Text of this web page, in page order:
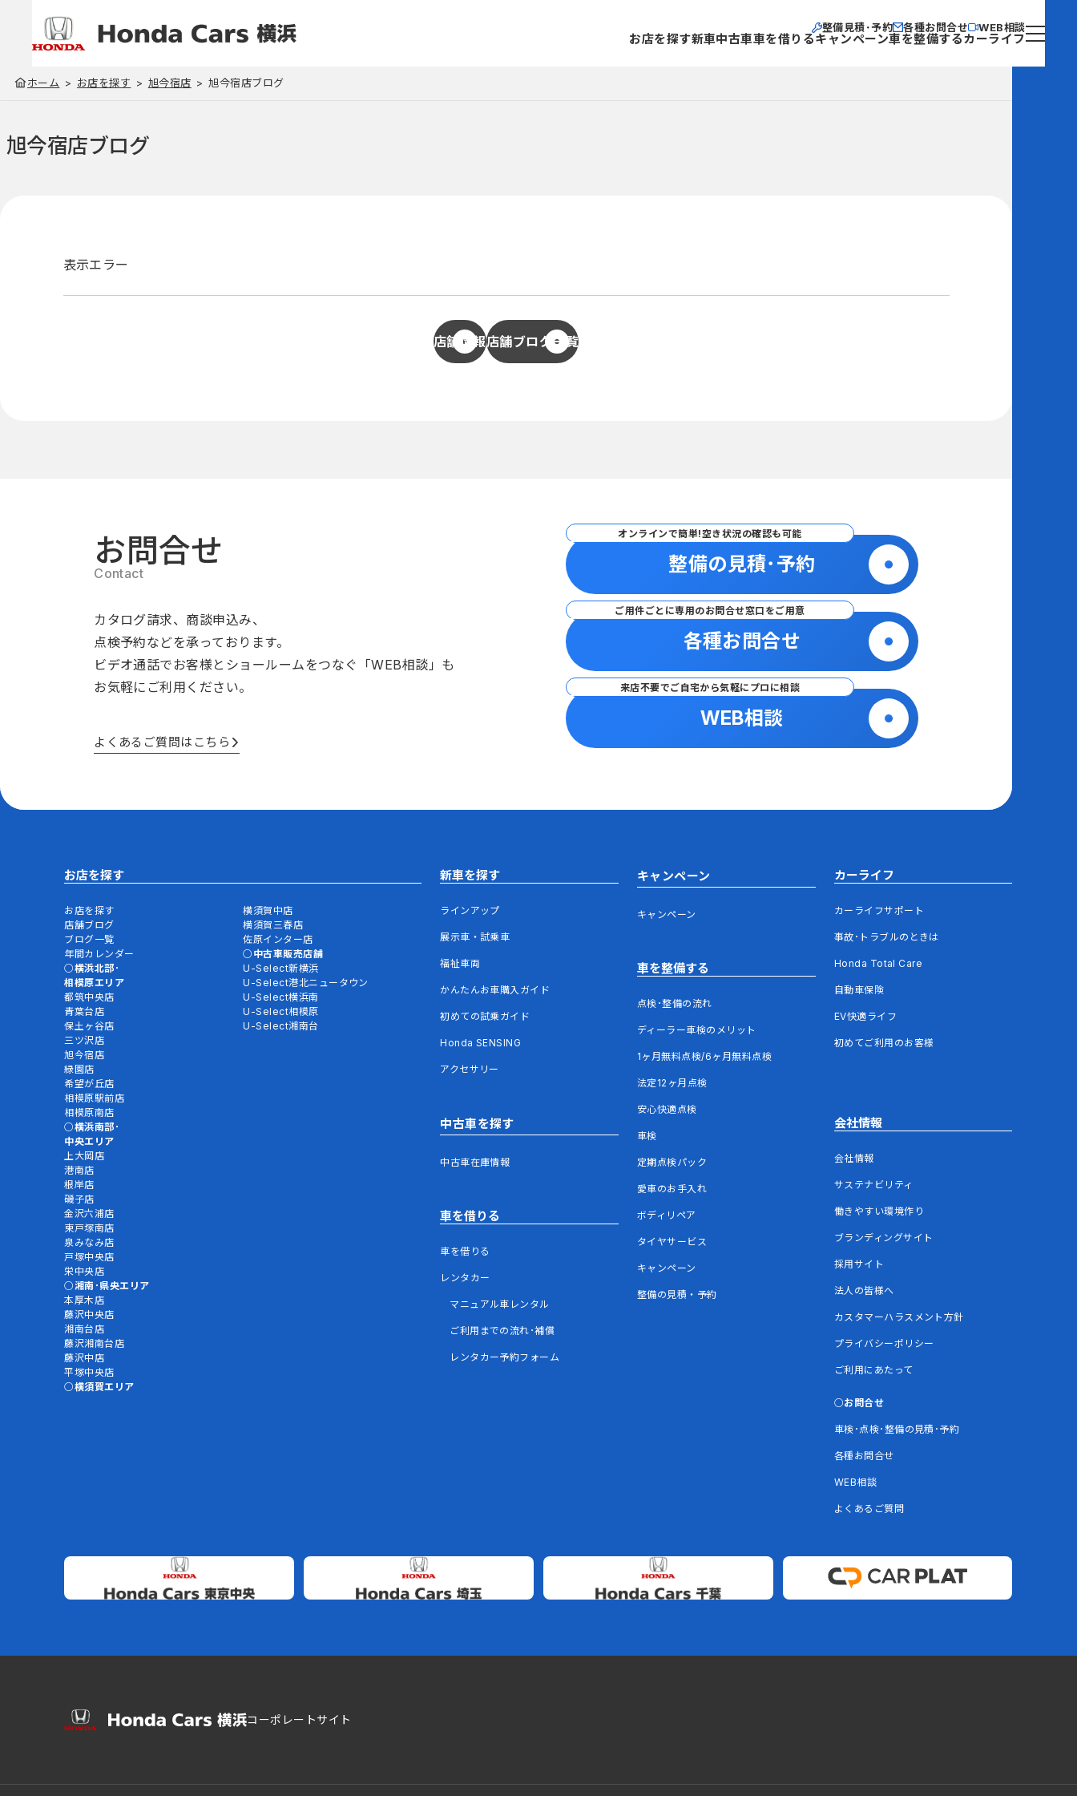
整備見積･予約 各種お問合せ WEB相談
お店を探す新車中古車車を借りるキャンペーン車を整備するカーライフ
ホーム お店を探す 旭今宿店 旭今宿店ブログ
旭今宿店ブログ
表示エラー
店舗情報店舗ブログ一覧
お問合せ
カタログ請求、商談申込み、
点検予約などを承っております。
ビデオ通話でお客様とショールームをつなぐ
「WEB相談」も
お気軽にご利用ください。
よくあるご質問はこちら
オンラインで簡単!空き状況の確認も可能
整備の見積･予約
ご用件ごとに専用のお問合せ窓口をご用意
各種お問合せ
来店不要でご自宅から気軽にプロに相談
WEB相談
お店を探す
お店を探す
店舗ブログ
ブログ一覧
年間カレンダー
横浜北部･
相模原エリア
都筑中央店
青葉台店
保土ヶ谷店
三ツ沢店
旭今宿店
緑園店
希望が丘店
相模原駅前店
相模原南店
横浜南部･
中央エリア
上大岡店
港南店
根岸店
磯子店
金沢六浦店
東戸塚南店
泉みなみ店
戸塚中央店
栄中央店
湘南･県央エリア
本厚木店
藤沢中央店
湘南台店
藤沢湘南台店
藤沢中店
平塚中央店
横須賀エリア
横須賀中店
横須賀三春店
佐原インター店
中古車販売店舗
U-Select新横浜
U-Select港北ニュータウン
U-Select横浜南
U-Select相模原
U-Select湘南台
新車を探す
ラインアップ
展示車・試乗車
福祉車両
かんたんお車購入ガイド
初めての試乗ガイド
Honda SENSING
アクセサリー
中古車を探す
中古車在庫情報
車を借りる
車を借りる
レンタカー
マニュアル車レンタル
ご利用までの流れ･補償
レンタカー予約フォーム
キャンペーン
キャンペーン
車を整備する
点検･整備の流れ
ディーラー車検のメリット
1ヶ月無料点検/6ヶ月無料点検
法定12ヶ月点検
安心快適点検
車検
定期点検パック
愛車のお手入れ
ボディリペア
タイヤサービス
キャンペーン
整備の見積・予約
カーライフ
カーライフサポート
事故･トラブルのときは
Honda Total Care
自動車保険
EV快適ライフ
初めてご利用のお客様
会社情報
会社情報
サステナビリティ
働きやすい環境作り
ブランディングサイト
採用サイト
法人の皆様へ
カスタマーハラスメント方針
プライバシーポリシー
ご利用にあたって
お問合せ
車検･点検･整備の見積･予約
各種お問合せ
WEB相談
よくあるご質問
コーポレートサイト